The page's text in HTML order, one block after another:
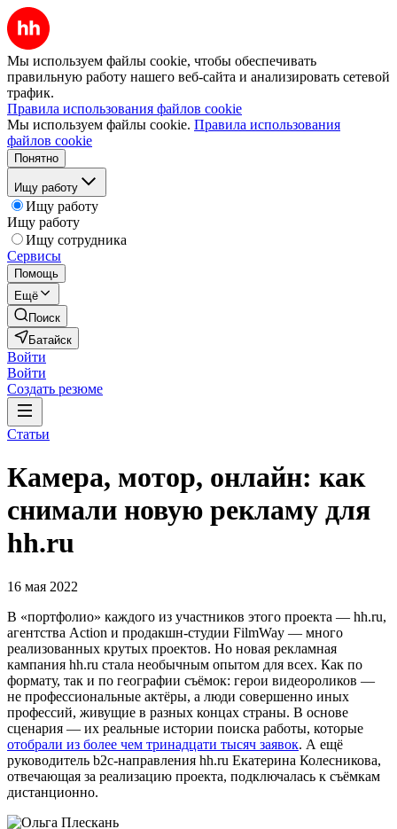
Мы используем файлы cookie, чтобы обеспечивать
правильную работу нашего веб-сайта и анализировать сетевой
трафик.
Правила использования файлов cookie
Мы используем файлы cookie. Правила использования
файлов cookie
Понятно
Ищу работу
Ищу работу
Ищу работу
Ищу сотрудника
Сервисы
Помощь
Ещё
Поиск
Батайск
Войти
Войти
Создать резюме
Статьи
Камера, мотор, онлайн: как
снимали новую рекламу для
hh.ru
16 мая 2022
В «портфолио» каждого из участников этого проекта — hh.ru,
агентства Action и продакшн-студии FilmWay — много
реализованных крутых проектов. Но новая рекламная
кампания hh.ru стала необычным опытом для всех. Как по
формату, так и по географии съёмок: герои видеороликов —
не профессиональные актёры, а люди совершенно иных
профессий, живущие в разных концах страны. В основе
сценария — их реальные истории поиска работы, которые
отобрали из более чем тринадцати тысяч заявок. А ещё
руководитель b2c-направления hh.ru Екатерина Колесникова,
отвечающая за реализацию проекта, подключалась к съёмкам
дистанционно.